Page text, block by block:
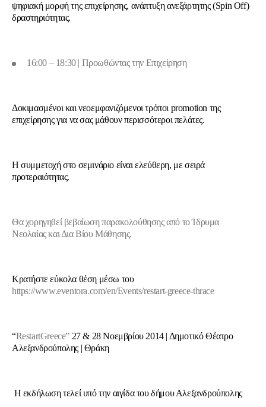
ψηφιακή μορφή της επιχείρησης, ανάπτυξη ανεξάρτητης (Spin Off)
δραστηριότητας.
16:00 – 18:30 | Προωθώντας την Επιχείρηση
Δοκιμασμένοι και νεοεμφανιζόμενοι τρόποι promotion της
επιχείρησης για να σας μάθουν περισσότεροι πελάτες.
Η συμμετοχή στο σεμινάριο είναι ελεύθερη, με σειρά
προτεραιότητας.
Θα χορηγηθεί βεβαίωση παρακολούθησης από το Ίδρυμα
Νεολαίας και Δια Βίου Μάθησης.
Κρατήστε εύκολα θέση μέσω του
https://www.eventora.com/en/Events/restart-greece-thrace
“RestartGreece” 27 & 28 Νοεμβρίου 2014 | Δημοτικό Θέατρο
Αλεξανδρούπολης | Θράκη
Η εκδήλωση τελεί υπό την αιγίδα του δήμου Αλεξανδρούπολης